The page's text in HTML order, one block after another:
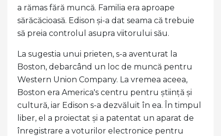
a rămas fără muncă. Familia era aproape
sărăcăcioasă. Edison și-a dat seama că trebuie
să preia controlul asupra viitorului său.
La sugestia unui prieten, s-a aventurat la
Boston, debarcând un loc de muncă pentru
Western Union Company. La vremea aceea,
Boston era America's centru pentru știință și
cultură, iar Edison s-a dezvăluit în ea. În timpul
liber, el a proiectat și a patentat un aparat de
înregistrare a voturilor electronice pentru